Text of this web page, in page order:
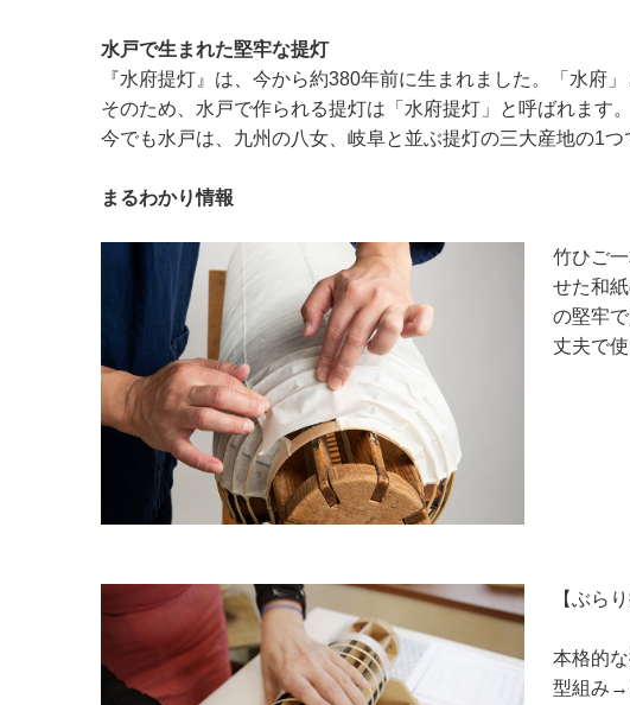
水戸で生まれた堅牢な提灯
『水府提灯』は、今から約380年前に生まれました。「水府
そのため、水戸で作られる提灯は「水府提灯」と呼ばれます。
今でも水戸は、九州の八女、岐阜と並ぶ提灯の三大産地の1つ
まるわかり情報
竹ひご
せた和
の堅牢
丈夫で
【ぶら
本格的
型組み→